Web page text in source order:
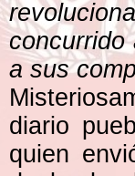
concurrido
a sus
diario
quien